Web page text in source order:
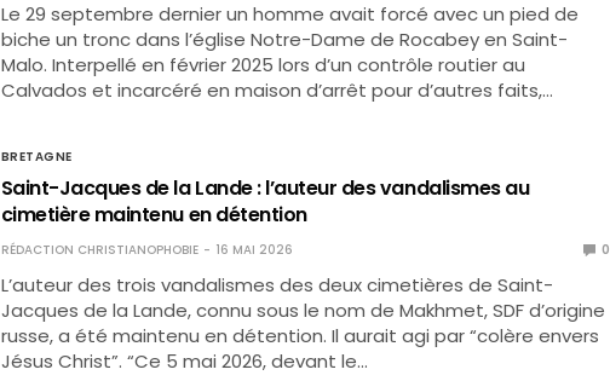
Le 29 septembre dernier un homme avait forcé avec un pied de
biche un tronc dans l’église Notre-Dame de Rocabey en Saint-
Malo. Interpellé en février 2025 lors d’un contrôle routier au
Calvados et incarcéré en maison d’arrêt pour d’autres faits,…
BRETAGNE
Saint-Jacques de la Lande : l’auteur des vandalismes au
cimetière maintenu en détention
RÉDACTION CHRISTIANOPHOBIE 16 MAI 2026 0
L’auteur des trois vandalismes des deux cimetières de Saint-
Jacques de la Lande, connu sous le nom de Makhmet, SDF d’origine
russe, a été maintenu en détention. Il aurait agi par “colère envers
Jésus Christ”. “Ce 5 mai 2026, devant le…